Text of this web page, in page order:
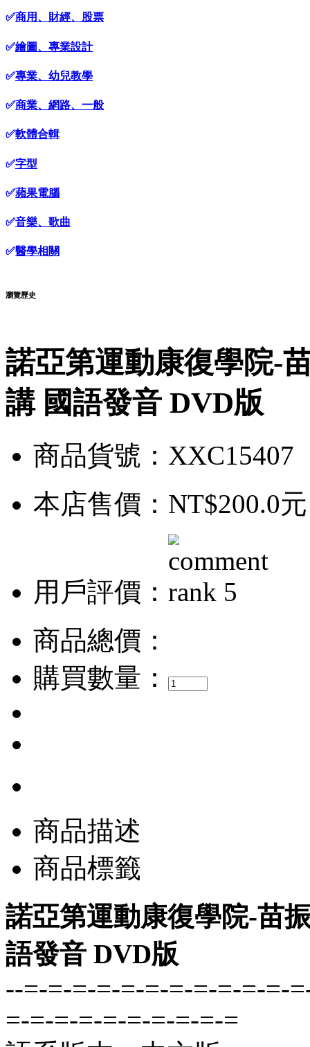
✅商用、財經、股票
✅繪圖、專業設計
✅專業、幼兒教學
✅商業、網路、一般
✅軟體合輯
✅字型
✅蘋果電腦
✅音樂、歌曲
✅醫學相關
瀏覽歷史
諾亞第運動康復學院-
講 國語發音 DVD版
商品貨號：XXC15407
本店售價： NT$200.0元
用戶評價：
商品總價：
購買數量：
商品描述
商品標籤
諾亞第運動康復學院-苗
語發音 DVD版
--=-=-=-=-=-=-=-=-=-=-=-
=-=-=-=-=-=-=-=-=-=